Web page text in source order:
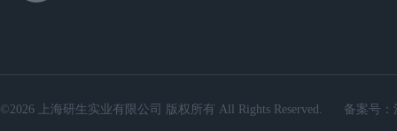
©2026 上海研生实业有限公司 版权所有 All Rights Reserved. 备案号：